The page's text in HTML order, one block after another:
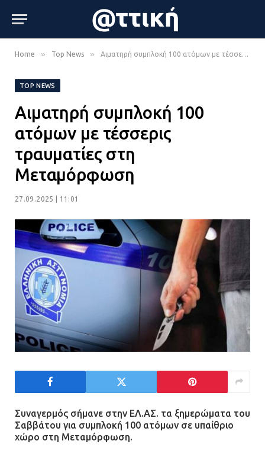
Home » Top News » Αιματηρή συμπλοκή 100 ατόμων με τέσσερις τραυματίες στη Μεταμόρφωση
TOP NEWS
Αιματηρή συμπλοκή 100
ατόμων με τέσσερις
τραυματίες στη
Μεταμόρφωση
27.09.2025 | 11:01
Συναγερμός σήμανε στην ΕΛ.ΑΣ. τα ξημερώματα του
Σαββάτου για συμπλοκή 100 ατόμων σε υπαίθριο
χώρο στη Μεταμόρφωση.